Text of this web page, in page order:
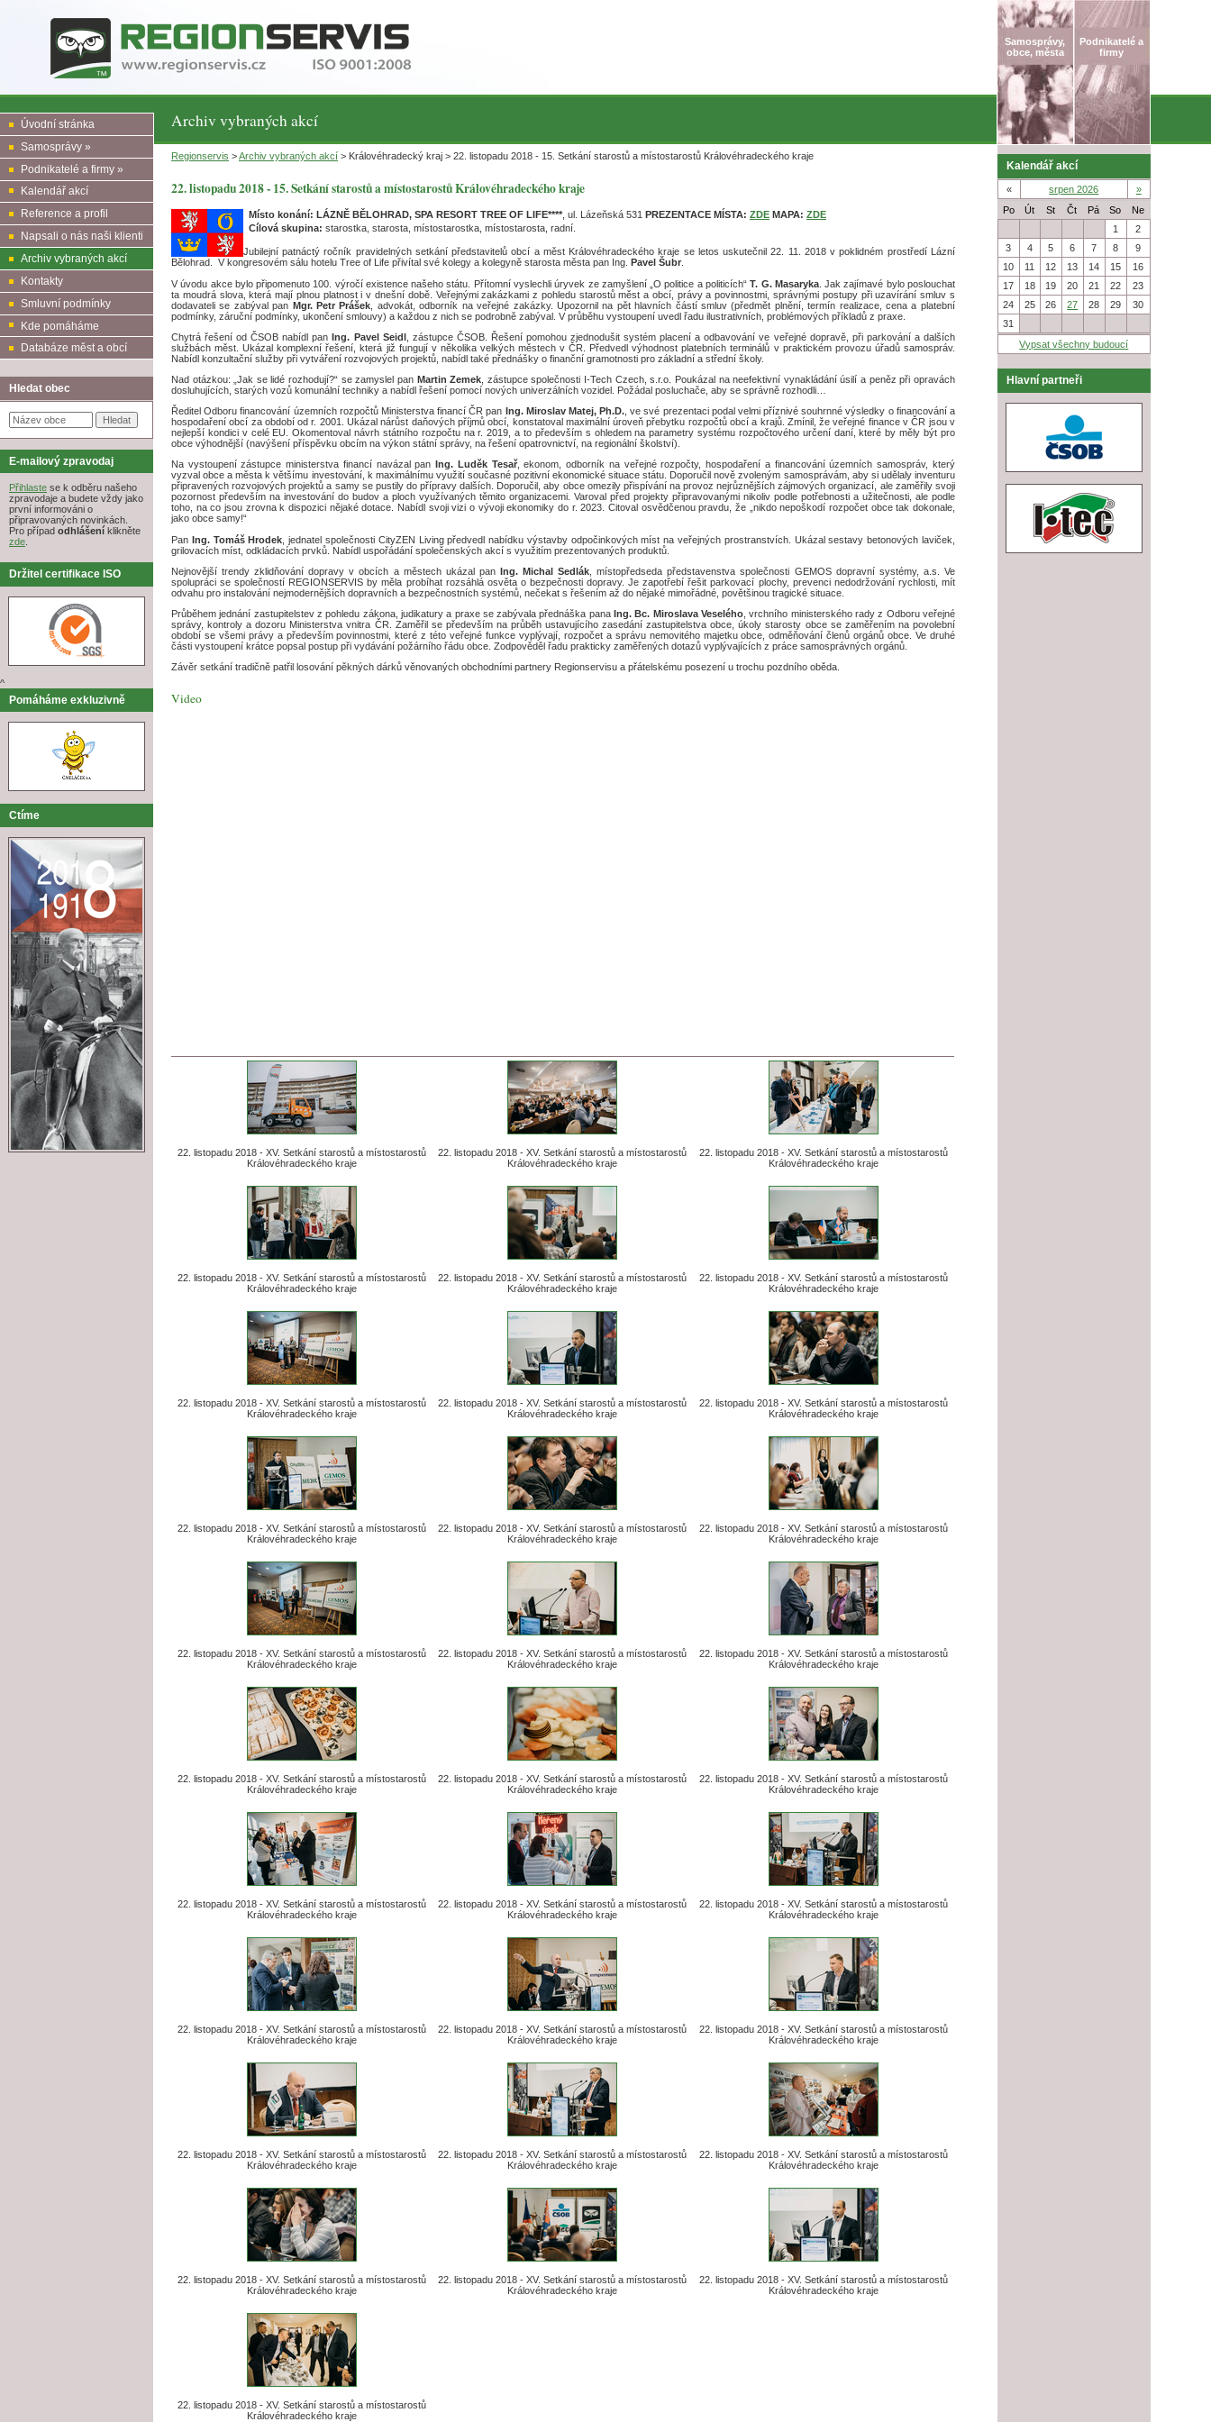
Samosprávy,
obce, města
Podnikatelé a
firmy
Archiv vybraných akcí
Úvodní stránka
Samosprávy »
Podnikatelé a firmy »
Kalendář akcí
Reference a profil
Napsali o nás naši klienti
Archiv vybraných akcí
Kontakty
Smluvní podmínky
Kde pomáháme
Databáze měst a obcí
Hledat obec
E-mailový zpravodaj
Přihlaste se k odběru našeho
zpravodaje a budete vždy jako
první informováni o
připravovaných novinkách.
Pro případ odhlášení klikněte
zde.
Držitel certifikace ISO
^
Pomáháme exkluzivně
Ctíme
Kalendář akcí
« srpen 2026
»
Po
Út St Čt Pá So
Ne
1
2
3
4 5 6 7 8
9
10
11 12 13 14 15
16
17
18 19 20 21 22
23
24
25 26 27 28 29
30
31
Vypsat všechny budoucí
Hlavní partneři
Regionservis >Archiv vybraných akcí > Královéhradecký kraj > 22. listopadu 2018 - 15. Setkání starostů a místostarostů Královéhradeckého kraje
22. listopadu 2018 - 15. Setkání starostů a místostarostů Královéhradeckého kraje
Místo konání: LÁZNĚ BĚLOHRAD, SPA RESORT TREE OF LIFE**** , ul. Lázeňská 531 PREZENTACE MÍSTA: ZDE MAPA: ZDE
Cílová skupina: starostka, starosta, místostarostka, místostarosta, radní.
Jubilejní patnáctý ročník pravidelných setkání představitelů obcí a měst Královéhradeckého kraje se letos uskutečnil 22. 11. 2018 v poklidném prostředí Lázní
Bělohrad. V kongresovém sálu hotelu Tree of Life přivítal své kolegy a kolegyně starosta města pan Ing.
Pavel Šubr
V úvodu akce bylo připomenuto 100. výročí existence našeho státu. Přítomní vyslechli úryvek ze zamyšlení „O politice a politicích“T. G. Masaryka. Jak zajímavé bylo poslouchat
ta moudrá slova, která mají plnou platnost i v dnešní době. Veřejnými zakázkami z pohledu starostů měst a obcí, právy a povinnostmi, správnými postupy při uzavírání smluv s
dodavateli se zabýval pan Mgr. Petr Prášek , advokát, odborník na veřejné zakázky. Upozornil na pět hlavních částí smluv (předmět plnění, termín realizace, cena a platební
podmínky, záruční podmínky, ukončení smlouvy) a každou z nich se podrobně zabýval. V průběhu vystoupení uvedl řadu ilustrativních, problémových příkladů z praxe.
Chytrá řešení od ČSOB nabídl panIng. Pavel Seidl, zástupce ČSOB. Řešení pomohou zjednodušit systém placení a odbavování ve veřejné dopravě, při parkování a dalších
službách měst. Ukázal komplexní řešení, která již fungují v několika velkých městech v ČR. Předvedl výhodnost platebních terminálů v praktickém provozu úřadů samospráv.
Nabídl konzultační služby při vytváření rozvojových projektů, nabídl také přednášky o finanční gramotnosti pro základní a střední školy.
Nad otázkou: „Jak se lidé rozhodují?“ se zamyslel pan Martin Zemek , zástupce společnosti I-Tech Czech, s.r.o. Poukázal na neefektivní vynakládání úsilí a peněz při opravách
dosluhujících, starých vozů komunální techniky a nabídl řešení pomocí nových univerzálních vozidel. Požádal posluchače, aby se správně rozhodli…
Ředitel Odboru financování územních rozpočtů Ministerstva financí ČR pan Ing. Miroslav Matej, Ph.D. , ve své prezentaci podal velmi příznivé souhrnné výsledky o financování a
hospodaření obcí za období od r. 2001. Ukázal nárůst daňových příjmů obcí, konstatoval maximální úroveň přebytku rozpočtů obcí a krajů. Zmínil, že veřejné finance v ČR jsou v
nejlepší kondici v celé EU. Okomentoval návrh státního rozpočtu na r. 2019, a to především s ohledem na parametry systému rozpočtového určení daní, které by měly být pro
obce výhodnější (navýšení příspěvku obcím na výkon státní správy, na řešení opatrovnictví, na regionální školství).
Na vystoupení zástupce ministerstva financí navázal pan
Ing. Luděk Tesař, ekonom, odborník na veřejné rozpočty, hospodaření a financování územních samospráv, který
vyzval obce a města k většímu investování, k maximálnímu využití současné pozitivní ekonomické situace státu. Doporučil nově zvoleným samosprávám, aby si udělaly inventuru
připravených rozvojových projektů a samy se pustily do přípravy dalších. Doporučil, aby obce omezily přispívání na provoz nejrůznějších zájmových organizací, ale zaměřily svoji
pozornost především na investování do budov a ploch využívaných těmito organizacemi. Varoval před projekty připravovanými nikoliv podle potřebnosti a užitečnosti, ale podle
toho, na co jsou zrovna k dispozici nějaké dotace. Nabídl svoji vizi o vývoji ekonomiky do r. 2023. Citoval osvědčenou pravdu, že „nikdo nepoškodí rozpočet obce tak dokonale,
jako obce samy!“
Pan Ing. Tomáš Hrodek , jednatel společnosti CityZEN Living předvedl nabídku výstavby odpočinkových míst na veřejných prostranstvích. Ukázal sestavy betonových laviček,
grilovacích míst, odkládacích prvků. Nabídl uspořádání společenských akcí s využitím prezentovaných produktů.
Nejnovější trendy zklidňování dopravy v obcích a městech ukázal pan Ing. Michal Sedlák , místopředseda představenstva společnosti GEMOS dopravní systémy, a.s. Ve
spolupráci se společností REGIONSERVIS by měla probíhat rozsáhlá osvěta o bezpečnosti dopravy. Je zapotřebí řešit parkovací plochy, prevenci nedodržování rychlosti, mít
odvahu pro instalování nejmodernějších dopravních a bezpečnostních systémů, nečekat s řešením až do nějaké mimořádné, povětšinou tragické situace.
Průběhem jednání zastupitelstev z pohledu zákona, judikatury a praxe se zabývala přednáška panaIng. Bc. Miroslava Veselého , vrchního ministerského rady z Odboru veřejné
správy, kontroly a dozoru Ministerstva vnitra ČR. Zaměřil se především na průběh ustavujícího zasedání zastupitelstva obce, úkoly starosty obce se zaměřením na povolební
období se všemi právy a především povinnostmi, které z této veřejné funkce vyplývají, rozpočet a správu nemovitého majetku obce, odměňování členů orgánů obce. Ve druhé
části vystoupení krátce popsal postup při vydávání požárního řádu obce. Zodpověděl řadu prakticky zaměřených dotazů vyplývajících z práce samosprávných orgánů.
Závěr setkání tradičně patřil losování pěkných dárků věnovaných obchodními partnery Regionservisu a přátelskému posezení u trochu pozdního oběda.
Video
22. listopadu 2018 - XV. Setkání starostů a místostarostů
Královéhradeckého kraje
22. listopadu 2018 - XV. Setkání starostů a místostarostů
Královéhradeckého kraje
22. listopadu 2018 - XV. Setkání starostů a místostarostů
Královéhradeckého kraje
22. listopadu 2018 - XV. Setkání starostů a místostarostů
Královéhradeckého kraje
22. listopadu 2018 - XV. Setkání starostů a místostarostů
Královéhradeckého kraje
22. listopadu 2018 - XV. Setkání starostů a místostarostů
Královéhradeckého kraje
22. listopadu 2018 - XV. Setkání starostů a místostarostů
Královéhradeckého kraje
22. listopadu 2018 - XV. Setkání starostů a místostarostů
Královéhradeckého kraje
22. listopadu 2018 - XV. Setkání starostů a místostarostů
Královéhradeckého kraje
22. listopadu 2018 - XV. Setkání starostů a místostarostů
Královéhradeckého kraje
22. listopadu 2018 - XV. Setkání starostů a místostarostů
Královéhradeckého kraje
22. listopadu 2018 - XV. Setkání starostů a místostarostů
Královéhradeckého kraje
22. listopadu 2018 - XV. Setkání starostů a místostarostů
Královéhradeckého kraje
22. listopadu 2018 - XV. Setkání starostů a místostarostů
Královéhradeckého kraje
22. listopadu 2018 - XV. Setkání starostů a místostarostů
Královéhradeckého kraje
22. listopadu 2018 - XV. Setkání starostů a místostarostů
Královéhradeckého kraje
22. listopadu 2018 - XV. Setkání starostů a místostarostů
Královéhradeckého kraje
22. listopadu 2018 - XV. Setkání starostů a místostarostů
Královéhradeckého kraje
22. listopadu 2018 - XV. Setkání starostů a místostarostů
Královéhradeckého kraje
22. listopadu 2018 - XV. Setkání starostů a místostarostů
Královéhradeckého kraje
22. listopadu 2018 - XV. Setkání starostů a místostarostů
Královéhradeckého kraje
22. listopadu 2018 - XV. Setkání starostů a místostarostů
Královéhradeckého kraje
22. listopadu 2018 - XV. Setkání starostů a místostarostů
Královéhradeckého kraje
22. listopadu 2018 - XV. Setkání starostů a místostarostů
Královéhradeckého kraje
22. listopadu 2018 - XV. Setkání starostů a místostarostů
Královéhradeckého kraje
22. listopadu 2018 - XV. Setkání starostů a místostarostů
Královéhradeckého kraje
22. listopadu 2018 - XV. Setkání starostů a místostarostů
Královéhradeckého kraje
22. listopadu 2018 - XV. Setkání starostů a místostarostů
Královéhradeckého kraje
22. listopadu 2018 - XV. Setkání starostů a místostarostů
Královéhradeckého kraje
22. listopadu 2018 - XV. Setkání starostů a místostarostů
Královéhradeckého kraje
22. listopadu 2018 - XV. Setkání starostů a místostarostů
Královéhradeckého kraje